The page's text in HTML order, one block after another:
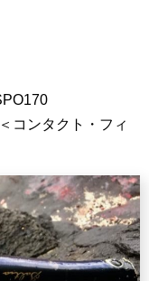
コンタクト・フィ